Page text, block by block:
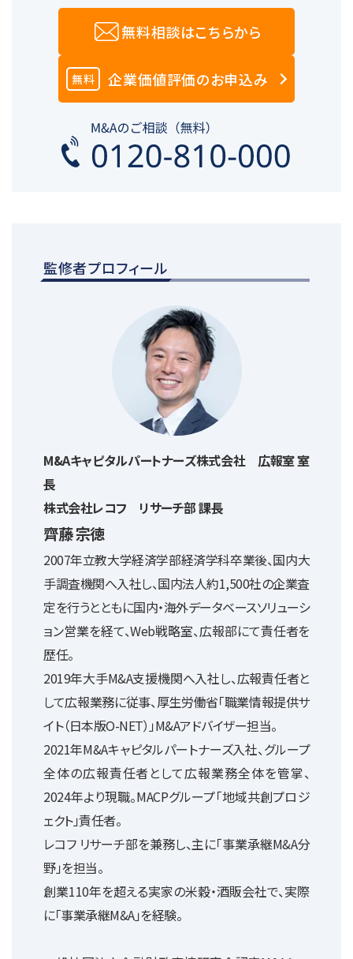
無料相談はこちらから
無料 企業価値評価のお申込み
監修者プロフィール
M&Aキャピタルパートナーズ株式会社 広報室 室
長
株式会社レコフ リサーチ部 課長
齊藤 宗徳
2007年立教大学経済学部経済学科卒業後、国内大
手調査機関へ入社し、国内法人約1,500社の企業査
定を行うとともに国内・海外データベースソリューシ
ョン営業を経て、Web戦略室、広報部にて責任者を
歴任。
2019年大手M&A支援機関へ入社し、広報責任者と
して広報業務に従事、厚生労働省「職業情報提供サ
イト（日本版O-NET）」M&Aアドバイザー担当。
2021年M&Aキャピタルパートナーズ入社、グループ
全体の広報責任者として広報業務全体を管掌、
2024年より現職。MACPグループ「地域共創プロジ
ェクト」責任者。
レコフ リサーチ部を兼務し、主に「事業承継M&A分
野」を担当。
創業110年を超える実家の米穀・酒販会社で、実際
に「事業承継M&A」を経験。